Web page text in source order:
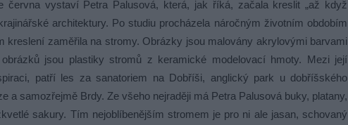
vystaví Petra Palusová, která, jak říká, začala kreslit „až když
architektury. Po studiu procházela náročným životním obdobím
kreslení zaměřila na stromy. Obrázky jsou malovány akrylovými barvami
jsou plastiky stromů z keramické modelovací hmoty. Mezi její
patří les za sanatoriem na Dobříši, anglický park u dobříšského
a samozřejmě Brdy. Ze všeho nejraději má Petra Palusová buky, platany,
sakury. Tím nejoblíbenějším stromem je pro ni ale jasan, schovaný